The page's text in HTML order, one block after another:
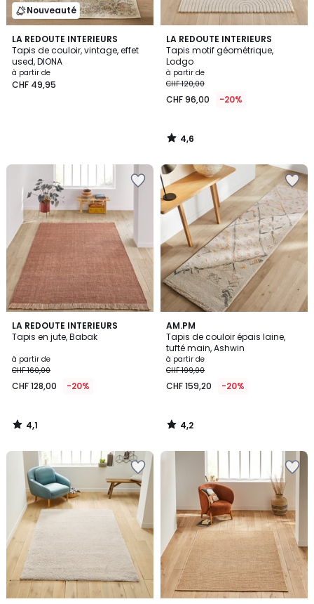
Nouveauté
LA REDOUTE INTERIEURS
Tapis de couloir, vintage, effet
used, DIONA
à partir de
CHF 49,95
LA REDOUTE INTERIEURS
Tapis motif géométrique,
Lodgo
à partir de
CHF 120,00
CHF 96,00 -20%
4,6
/ 5
4,6
/
LA REDOUTE INTERIEURS
Tapis en jute, Babak
à partir de
CHF 160,00
CHF 128,00 -20%
4,1
/ 5
4,1
/
AM.PM
Tapis de couloir épais laine,
tufté main, Ashwin
à partir de
CHF 199,00
CHF 159,20 -20%
4,2
/ 5
4,2
/